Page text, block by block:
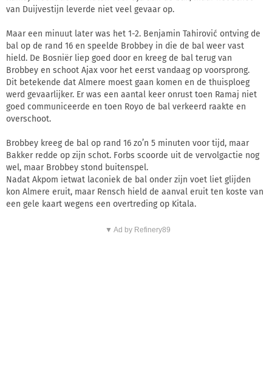
van Duijvestijn leverde niet veel gevaar op.
Maar een minuut later was het 1-2. Benjamin Tahirović ontving de
bal op de rand 16 en speelde Brobbey in die de bal weer vast
hield. De Bosniër liep goed door en kreeg de bal terug van
Brobbey en schoot Ajax voor het eerst vandaag op voorsprong.
Dit betekende dat Almere moest gaan komen en de thuisploeg
werd gevaarlijker. Er was een aantal keer onrust toen Ramaj niet
goed communiceerde en toen Royo de bal verkeerd raakte en
overschoot.
Brobbey kreeg de bal op rand 16 zo’n 5 minuten voor tijd, maar
Bakker redde op zijn schot. Forbs scoorde uit de vervolgactie nog
wel, maar Brobbey stond buitenspel.
Nadat Akpom ietwat laconiek de bal onder zijn voet liet glijden
kon Almere eruit, maar Rensch hield de aanval eruit ten koste van
een gele kaart wegens een overtreding op Kitala.
▼ Ad by Refinery89